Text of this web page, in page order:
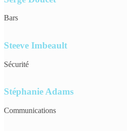
Bars
Steeve Imbeault
Sécurité
Stéphanie Adams
Communications